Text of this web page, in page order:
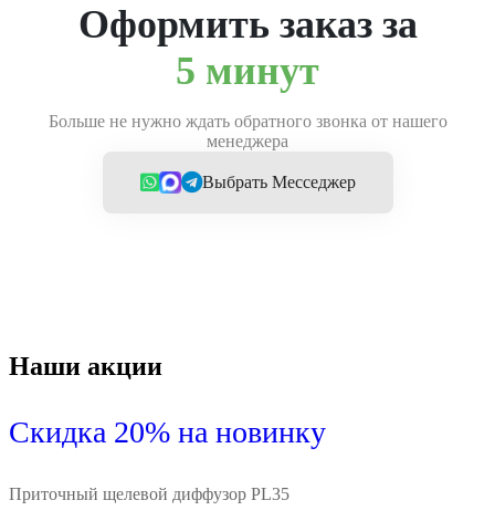
Оформить заказ за
5 минут
Больше не нужно ждать обратного звонка от нашего
менеджера
Выбрать Месседжер
Наши акции
Скидка 20% на новинку
Приточный щелевой диффузор PL35